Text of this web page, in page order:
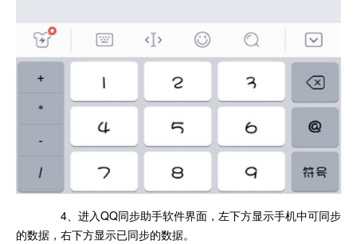
4、进入QQ同步助手软件界面，左下方显示手机中可同步
的数据，右下方显示已同步的数据。